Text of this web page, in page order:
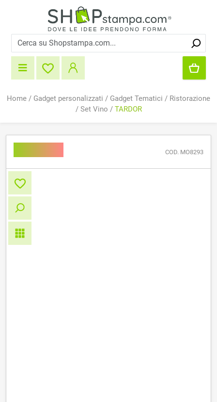
Home / Gadget personalizzati / Gadget Tematici / Ristorazione
/ Set Vino / TARDOR
COD. MO8293